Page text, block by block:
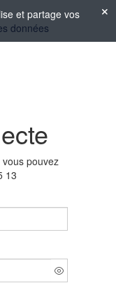
et partage vos
données
pouvez
13